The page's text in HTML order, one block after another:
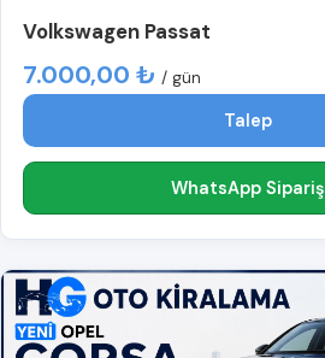
Volkswagen Passat
7.000,00 ₺ / gün
Talep
WhatsApp Sipariş